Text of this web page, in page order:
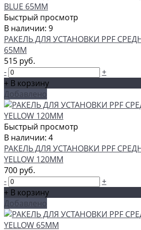
Быстрый просмотр
В наличии: 9
РАКЕЛЬ ДЛЯ УСТАНОВКИ PPF
65ММ
515 руб.
-
+
+ В корзину
Добавлено
Быстрый просмотр
В наличии: 4
РАКЕЛЬ ДЛЯ УСТАНОВКИ PPF
YELLOW 120ММ
700 руб.
-
+
+ В корзину
Добавлено